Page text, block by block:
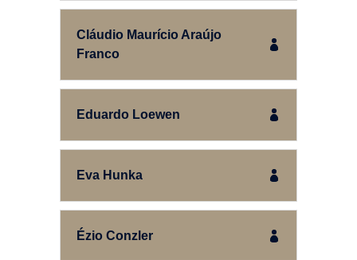
Cláudio Maurício Araújo
Franco
Eduardo Loewen
Eva Hunka
Ézio Conzler